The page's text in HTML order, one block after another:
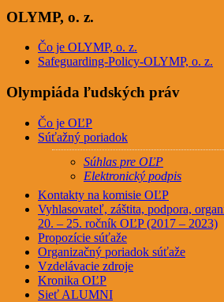
OLYMP, o. z.
Čo je OLYMP, o. z.
Safeguarding-Policy-OLYMP, o. z.
Olympiáda ľudských práv
Čo je OĽP
Súťažný poriadok
Súhlas pre OĽP
Elektronický podpis
Kontakty na komisie OĽP
Vyhlasovateľ, záštita, podpora,
20. – 25. ročník OĽP (2017 – 2023)
Propozície súťaže
Organizačný poriadok súťaže
Vzdelávacie zdroje
Kronika OĽP
Sieť ALUMNI